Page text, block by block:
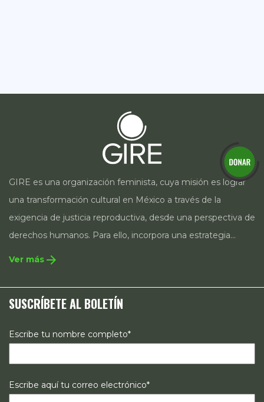
GIRE es una organización feminista, cuya misión es lograr
una transformación cultural en México a través de la
exigencia de justicia reproductiva, desde una perspectiva de
derechos humanos. Para ello, incorpora una estrategia
estrategias de comunicación e investigación sobre el
estado de los derechos reproductivos en México.
Ver más arrow_forward
SUSCRÍBETE AL BOLETÍN
Escribe tu nombre completo*
Escribe aquí tu correo electrónico*